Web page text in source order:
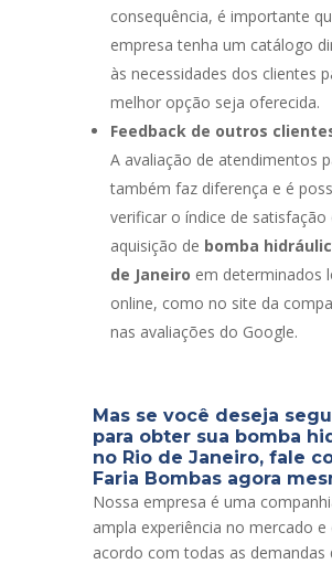
consequência, é importante
empresa tenha um catálogo
às necessidades dos clientes
melhor opção seja oferecida.
Feedback de outros
A avaliação de atendimentos
também faz diferença e é
verificar o índice de satisfação
aquisição de bomba
de Janeiro em determinados
online, como no site da
nas avaliações do Google.
Mas se você deseja
para obter sua bomba
no Rio de Janeiro, fale
Faria Bombas agora
Nossa empresa é uma
ampla experiência no mercado e
acordo com todas as demandas